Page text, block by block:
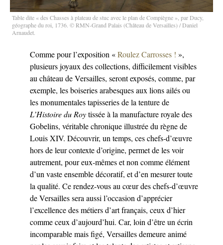
Table dite « des Chasses à plateau de stuc avec le plan de Compiègne », par Ducy,
géographe du roi, 1736. © RMN-Grand Palais (Château de Versailles) / Daniel
Arnaudet.
Comme pour l’exposition «Roulez Carrosses ! »,
plusieurs joyaux des collections, difficilement visibles
au château de Versailles, seront exposés, comme, par
exemple, les boiseries arabesques aux lions ailés ou
les monumentales tapisseries de la tenture de
L’Histoire du Roytissée à la manufacture royale des
Gobelins, véritable chronique illustrée du règne de
Louis XIV. Découvrir, un temps, ces chefs-d’œuvre
hors de leur contexte d’origine, permet de les voir
autrement, pour eux-mêmes et non comme élément
d’un vaste ensemble décoratif, et d’en mesurer toute
la qualité. Ce rendez-vous au cœur des chefs-d’œuvre
de Versailles sera aussi l’occasion d’apprécier
l’excellence des métiers d’art français, ceux d’hier
comme ceux d’aujourd’hui. Car, loin d’être un écrin
incomparable mais figé, Versailles demeure animé